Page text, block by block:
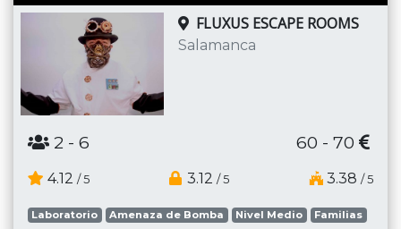
FLUXUS ESCAPE ROOMS
Salamanca
2 - 6 60 - 70
4.12 / 5 3.12 / 5 3.38 / 5
Laboratorio Amenaza de Bomba Nivel Medio Familias